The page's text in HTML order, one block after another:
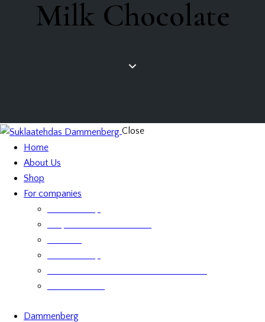
Milk Chocolate
Close
Home
About Us
Shop
For companies
Dammenberg